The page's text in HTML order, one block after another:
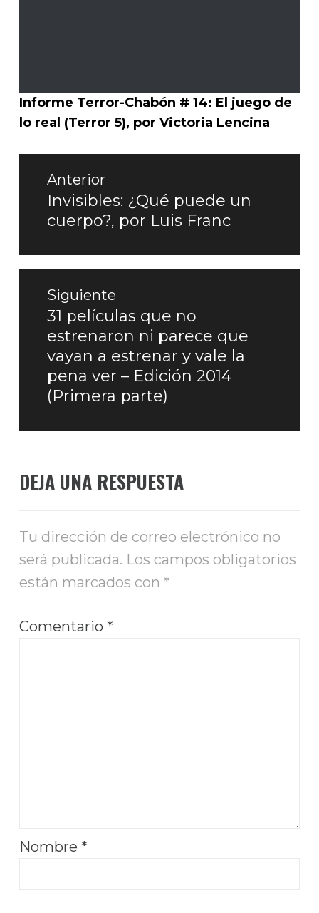
Informe Terror-Chabón # 14: El juego de
lo real (Terror 5), por Victoria Lencina
Navegación
entradas
Anterior
Entrada
anterior:
Invisibles: ¿Qué puede un
cuerpo?, por Luis Franc
Siguiente
Entrada
siguiente:
31 películas que no
estrenaron ni parece que
vayan a estrenar y vale la
pena ver – Edición 2014
(Primera parte)
DEJA UNA RESPUESTA
Tu dirección de correo electrónico no
será publicada. Los campos obligatorios
están marcados con *
Comentario *
Nombre *